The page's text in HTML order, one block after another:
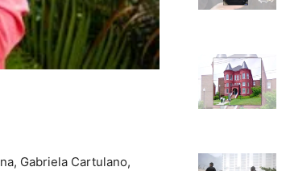
Gabriela Cartulano,